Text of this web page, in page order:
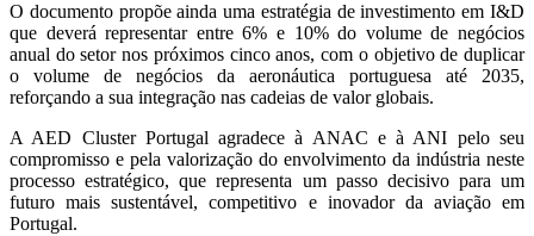
O documento propõe ainda uma estratégia de investimento em I&D
que deverá representar entre 6% e 10% do volume de negócios
anual do setor nos próximos cinco anos, com o objetivo de duplicar
o volume de negócios da aeronáutica portuguesa até 2035,
reforçando a sua integração nas cadeias de valor globais.
A AED Cluster Portugal agradece à ANAC e à ANI pelo seu
compromisso e pela valorização do envolvimento da indústria neste
processo estratégico, que representa um passo decisivo para um
futuro mais sustentável, competitivo e inovador da aviação em
Portugal.